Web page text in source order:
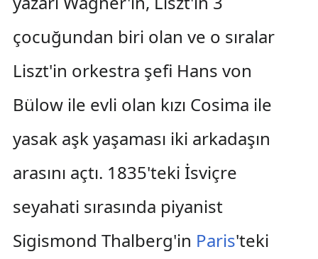
çocuğundan biri olan ve o sıralar
Liszt'in orkestra şefi Hans von
Bülow ile evli olan kızı Cosima ile
yasak aşk yaşaması iki arkadaşın
arasını açtı. 1835'teki İsviçre
seyahati sırasında piyanist
Sigismond Thalberg'in Paris'teki